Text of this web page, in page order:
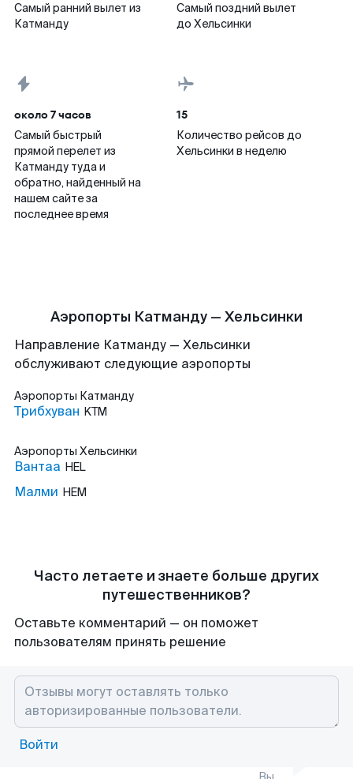
Самый ранний вылет из
Катманду
Самый поздний вылет
до Хельсинки
около 7 часов
Самый быстрый
прямой перелет из
Катманду туда и
обратно, найденный на
нашем сайте за
последнее время
15
Количество рейсов до
Хельсинки в неделю
Аэропорты Катманду — Хельсинки
Направление Катманду — Хельсинки
обслуживают следующие аэропорты
Аэропорты Катманду
Трибхуван KTM
Аэропорты Хельсинки
Вантаа HEL
Малми HEM
Часто летаете и знаете больше других
путешественников?
Оставьте комментарий — он поможет
пользователям принять решение
Войти